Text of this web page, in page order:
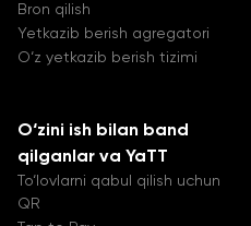
Bron qilish
Yetkazib berish agregatori
O‘z yetkazib berish tizimi
O‘zini ish bilan band
qilganlar va YaTT
To‘lovlarni qabul qilish uchun
QR